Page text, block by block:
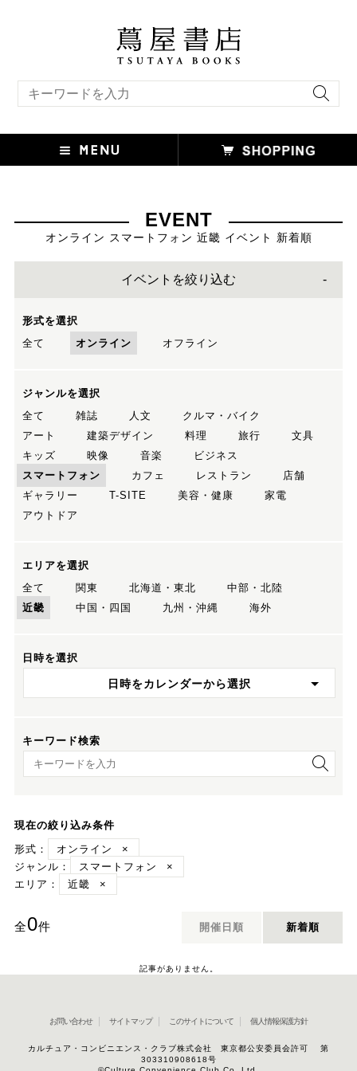
EVENT
オンライン スマートフォン 近畿 イベント 新着順
イベントを絞り込む
形式を選択
全て
オンライン オフライン
ジャンルを選択
全て
雑誌 人文
クルマ・バイク
アート
建築デザイン 料理 旅行
文具
キッズ
映像 音楽
ビジネス
スマートフォン
カフェ レストラン
店舗
ギャラリー
T-SITE 美容・健康
家電
アウトドア
エリアを選択
全て
関東 北海道・東北
中部・北陸
近畿
中国・四国 九州・沖縄 海外
日時を選択
日時をカレンダーから選択
キーワード検索
キーワード検索
現在の絞り込み条件
形式：
オンライン
×
ジャンル：
スマートフォン
×
エリア：
近畿 ×
全0件 開催日順 新着順
記事がありません。
お問い合わせ サイトマップ このサイトについて 個人情報保護方針
カルチュア・コンビニエンス・クラブ株式会社 東京都公安委員会許可 第
303310908618号